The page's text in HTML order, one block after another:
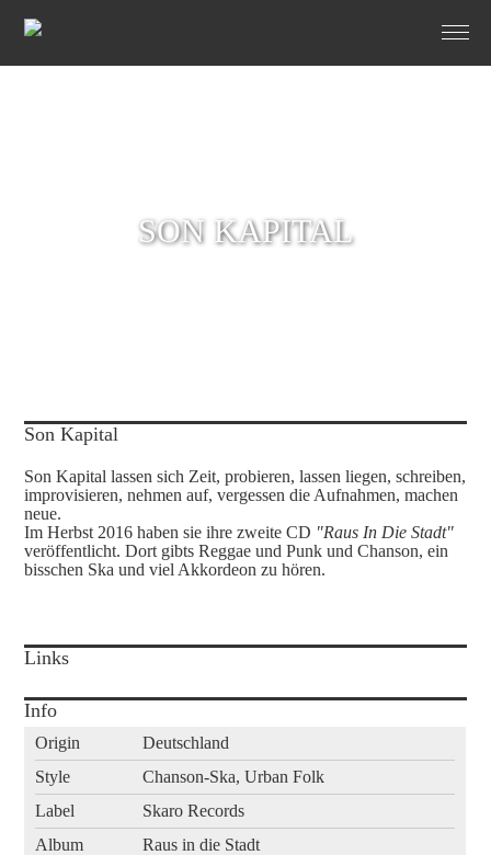
SON KAPITAL
Son Kapital
Son Kapital lassen sich Zeit, probieren, lassen liegen, schreiben,
improvisieren, nehmen auf, vergessen die Aufnahmen, machen
neue.
Im Herbst 2016 haben sie ihre zweite CD "Raus In Die Stadt"
veröffentlicht. Dort gibts Reggae und Punk und Chanson, ein
bisschen Ska und viel Akkordeon zu hören.
Links
Info
Origin
Deutschland
Style
Chanson-Ska, Urban Folk
Label
Skaro Records
Album
Raus in die Stadt